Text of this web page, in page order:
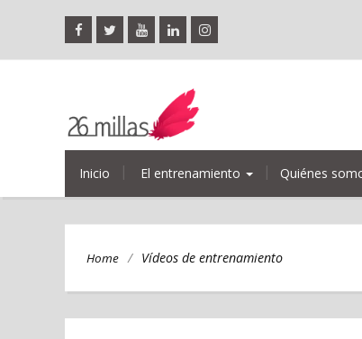
Inicio El entrenamiento Quiénes
Home / Vídeos de entrenamiento